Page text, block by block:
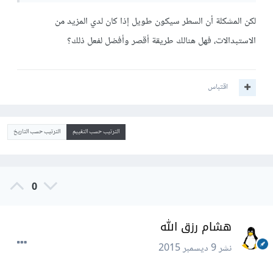
لكن المشكلة أن السطر سيكون طويل إذا كان لدي المزيد من
الاستبدالات، فهل هنالك طريقة أقصر وأفضل لفعل ذلك؟
اقتباس
الترتيب حسب التقييم الترتيب حسب التاريخ
0
هشام رزق الله
نشر9 ديسمبر 2015